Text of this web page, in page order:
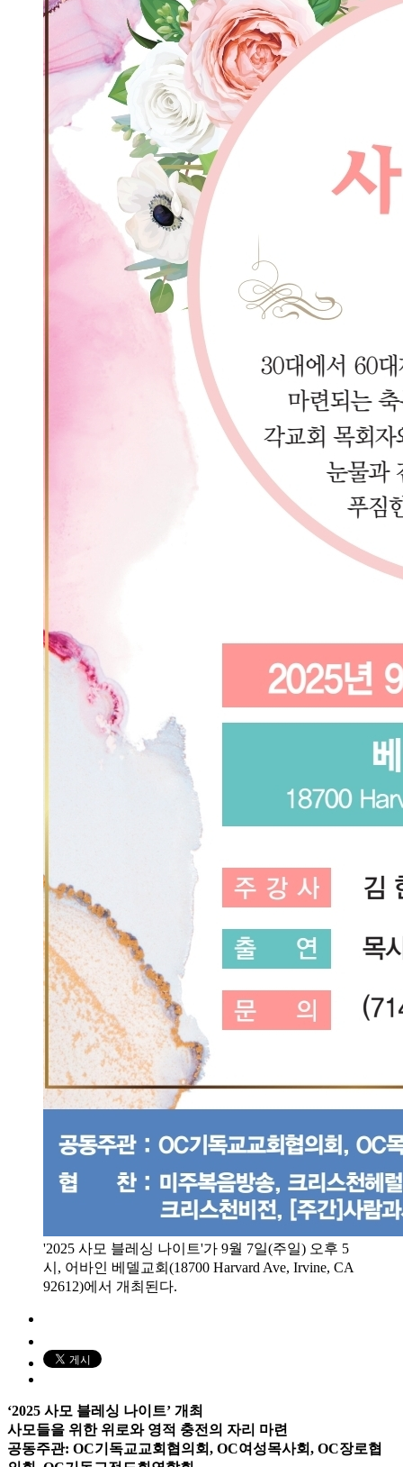
'2025 사모 블레싱 나이트'가 9월 7일(주일) 오후 5
시, 어바인 베델교회(18700 Harvard Ave, Irvine, CA
92612)에서 개최된다.
‘2025 사모 블레싱 나이트’ 개최
사모들을 위한 위로와 영적 충전의 자리 마련
공동주관: OC기독교교회협의회, OC여성목사회, OC장로협